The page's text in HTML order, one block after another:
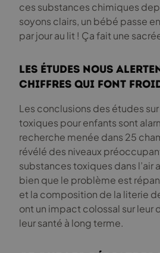
ces substances chimiques
soyons clairs, un bébé passe
par jour au lit ! Ça fait une
Les études nous
chiffres qui font froid
Les conclusions des études
toxiques pour enfants sont
recherche menée dans 25
révélé des niveaux
substances toxiques dans l’air
bien que le problème est
et la composition de la literie
ont un impact colossal sur
leur santé à long terme.